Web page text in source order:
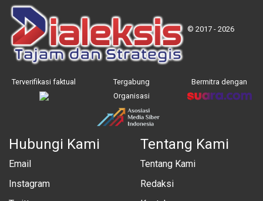
© 2017 - 2026
Terverifikasi faktual
Tergabung
Organisasi
Bermitra dengan
Hubungi Kami
Email
Instagram
Tentang Kami
Tentang Kami
Redaksi